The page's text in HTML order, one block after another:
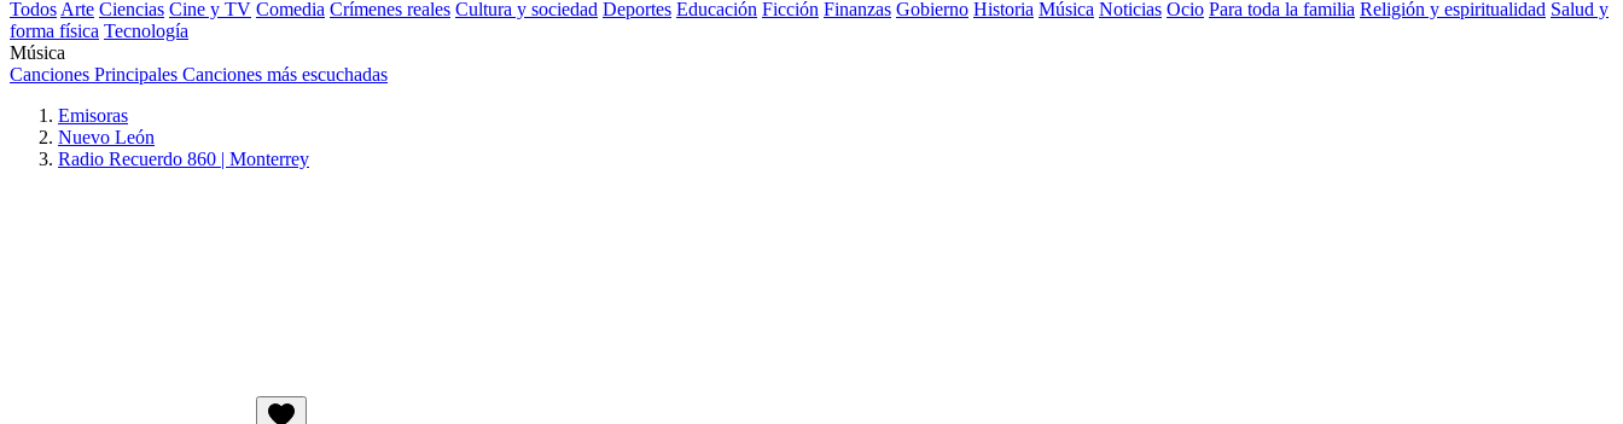
Todos Arte Ciencias Cine y TV Comedia Crímenes reales Cultura y sociedad Deportes Educación Ficción Finanzas Gobierno Historia Música Noticias Ocio Para toda la familia Religión y espiritualidad Salud y
forma física Tecnología
Música
Canciones Principales Canciones más escuchadas
Emisoras
Nuevo León
Radio Recuerdo 860 | Monterrey